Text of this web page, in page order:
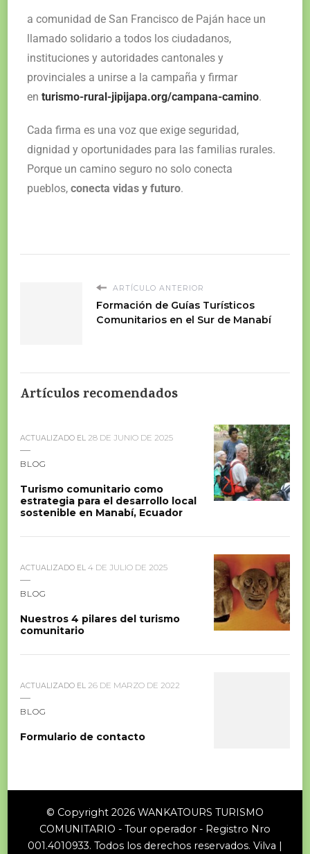
a comunidad de San Francisco de Paján hace un
llamado solidario a todos los ciudadanos,
instituciones y autoridades cantonales y
provinciales a unirse a la campaña y firmar
en turismo-rural-jipijapa.org/campana-camino.
Cada firma es una voz que exige seguridad,
dignidad y oportunidades para las familias rurales.
Porque un camino seguro no solo conecta
pueblos, conecta vidas y futuro.
ARTÍCULO ANTERIOR
Formación de Guías Turísticos
Comunitarios en el Sur de Manabí
Artículos recomendados
ACTUALIZADO EL 28 DE JUNIO DE 2025
BLOG
Turismo comunitario como
estrategia para el desarrollo local
sostenible en Manabí, Ecuador
ACTUALIZADO EL 4 DE JULIO DE 2025
BLOG
Nuestros 4 pilares del turismo
comunitario
ACTUALIZADO EL 26 DE MARZO DE 2022
BLOG
Formulario de contacto
© Copyright 2026 WANKATOURS TURISMO
COMUNITARIO - Tour operador - Registro Nro
001.4010933. Todos los derechos reservados. Vilva |